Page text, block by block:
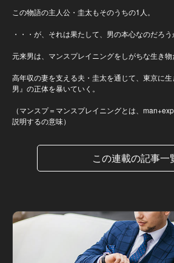
この物語の主人公・圭太もそのうちの1人。
・・・が、それは果たして、男の本心なのだろう
元来男は、マンスプレイニングをしがちな生き物
高年収の妻を支える夫・圭太を通じて、東京に
男』の正体を暴いていく。
（マンスプ＝マンスプレイニングとは、
説明するの意味）
この連載の記事一